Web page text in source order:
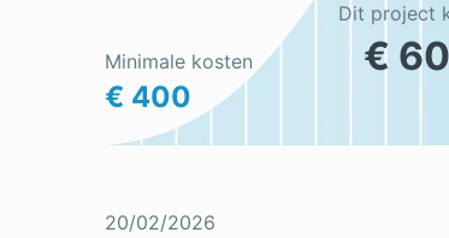
Minimale kosten
€ 400
Dit project
€
20/02/2026